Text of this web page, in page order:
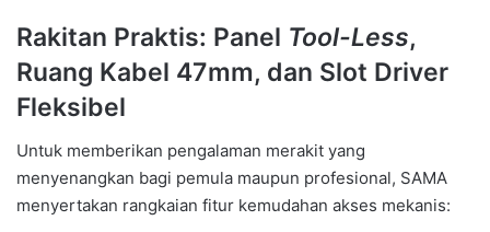
Rakitan Praktis: Panel Tool-Less,
Ruang Kabel 47mm, dan Slot Driver
Fleksibel
Untuk memberikan pengalaman merakit yang
menyenangkan bagi pemula maupun profesional, SAMA
menyertakan rangkaian fitur kemudahan akses mekanis: